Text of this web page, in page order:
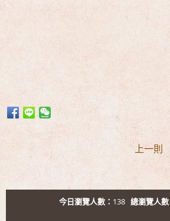
上一則
今日瀏覽人數： 138 總瀏覽人數